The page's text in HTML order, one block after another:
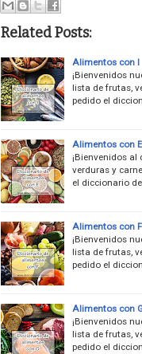
Related Posts:
Alimentos con I
¡Bienvenidos
lista de frutas,
pedido el
Alimentos con E
¡Bienvenidos
verduras y
el diccionario
Alimentos con F
¡Bienvenidos
lista de frutas,
pedido el
Alimentos con
¡Bienvenidos
lista de frutas,
pedido el